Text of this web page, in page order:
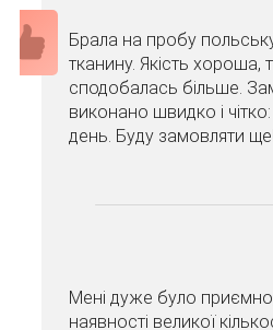
Брала на пробу
тканину. Якість хороша,
сподобалась більше.
виконано швидко і
день. Буду замовляти ще!
Мені дуже було
наявності великої